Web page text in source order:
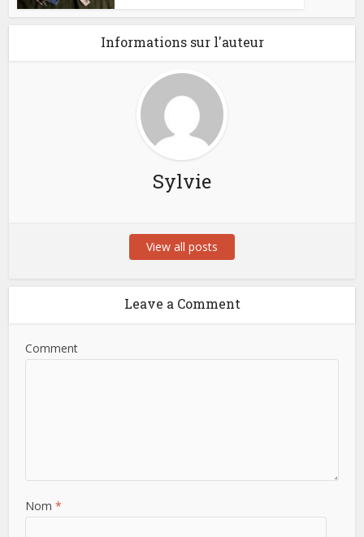
Informations sur l'auteur
Sylvie
View all posts
Leave a Comment
Comment
Nom*